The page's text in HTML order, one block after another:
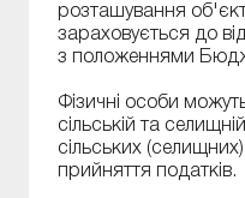
розташування
зараховується до
з положеннями
Фізичні особи
сільській та
сільських
прийняття податків.